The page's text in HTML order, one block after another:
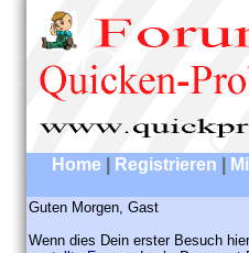
Home Registrieren
Guten Morgen, Gast
Wenn dies Dein erster Besuch